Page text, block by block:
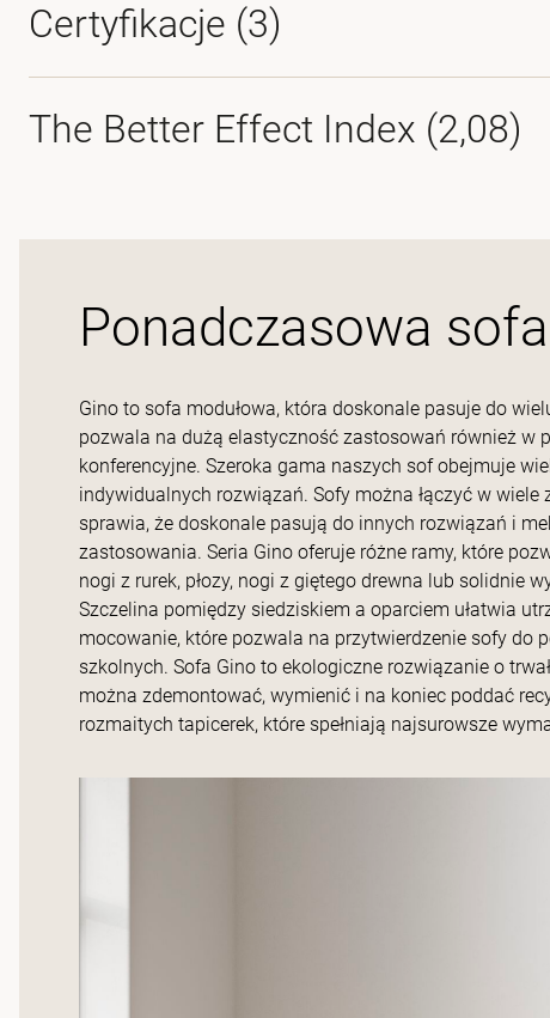
Certyfikacje (3)
The Better Effect Index (2,08)
Ponadczasowa
Gino to sofa modułowa, która doskonale pasuje do
pozwala na dużą elastyczność zastosowań również w
konferencyjne. Szeroka gama naszych sof obejmuje
indywidualnych rozwiązań. Sofy można łączyć w
sprawia, że doskonale pasują do innych rozwiązań i
zastosowania. Seria Gino oferuje różne ramy, które
nogi z rurek, płozy, nogi z giętego drewna lub solidnie
Szczelina pomiędzy siedziskiem a oparciem ułatwia
mocowanie, które pozwala na przytwierdzenie sofy do
szkolnych. Sofa Gino to ekologiczne rozwiązanie o
można zdemontować, wymienić i na koniec poddać
rozmaitych tapicerek, które spełniają najsurowsze